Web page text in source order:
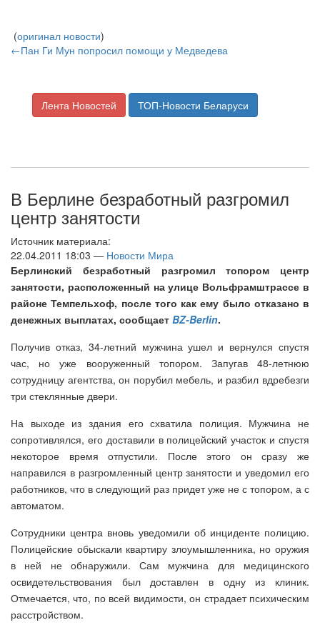
(оригинал новости)
←Пан Ги Мун попросил помощи у Медведева
Лента Новостей ТОП-Новости Беларуси
В Берлине безработный разгромил
центр занятости
Источник материала:
22.04.2011 18:03 — Новости Мира
Берлинский безработный разгромил топором центр
занятости, расположенный на улице Вольфрамштрассе в
районе Темпельхоф, после того как ему было отказано в
денежных выплатах, сообщает BZ-Berlin.
Получив отказ, 34-летний мужчина ушел и вернулся спустя
час, но уже вооруженный топором. Запугав 48-летнюю
сотрудницу агентства, он порубил мебель, и разбил вдребезги
три стеклянные двери.
На выходе из здания его схватила полиция. Мужчина не
сопротивлялся, его доставили в полицейский участок и спустя
некоторое время отпустили. После этого он сразу же
направился в разгромленный центр занятости и уведомил его
работников, что в следующий раз придет уже не с топором, а с
автоматом.
Сотрудники центра вновь уведомили об инциденте полицию.
Полицейские обыскали квартиру злоумышленника, но оружия
в ней не обнаружили. Сам мужчина для медицинского
освидетельствования был доставлен в одну из клиник.
Отмечается, что, по всей видимости, он страдает психическим
расстройством.